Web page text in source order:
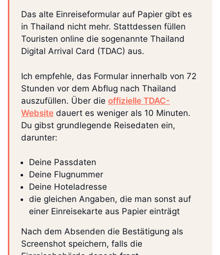
Das alte Einreiseformular auf Papier gibt es
in Thailand nicht mehr. Stattdessen füllen
Touristen online die sogenannte Thailand
Digital Arrival Card (TDAC) aus.
Ich empfehle, das Formular innerhalb von 72
Stunden vor dem Abflug nach Thailand
auszufüllen. Über die offizielle TDAC-
Website dauert es weniger als 10 Minuten.
Du gibst grundlegende Reisedaten ein,
darunter:
Deine Passdaten
Deine Flugnummer
Deine Hoteladresse
die gleichen Angaben, die man sonst auf
einer Einreisekarte aus Papier einträgt
Nach dem Absenden die Bestätigung als
Screenshot speichern, falls die